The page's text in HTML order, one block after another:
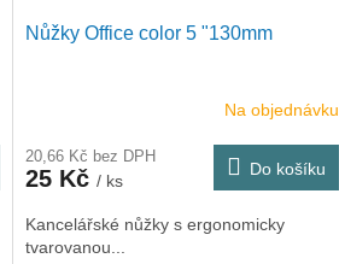
Nůžky Office color 5 "130mm
Na objednávku
20,66 Kč bez DPH
25 Kč / ks
Do košíku
Kancelářské nůžky s ergonomicky
tvarovanou...